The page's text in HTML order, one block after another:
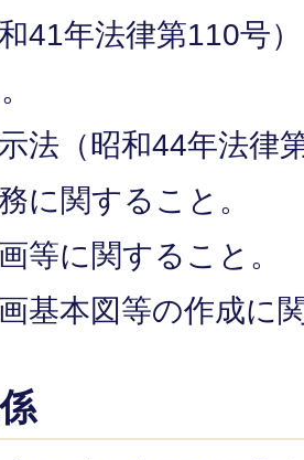
41年法律第110号
法（昭和44年法律
に関すること。
等に関すること。
基本図等の作成に